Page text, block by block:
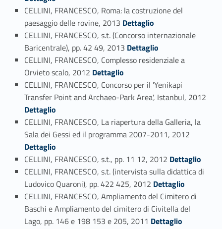
CELLINI, FRANCESCO, Roma: la costruzione del
paesaggio delle rovine, 2013 Link identifier #identifier_person_125154-58
Dettaglio
CELLINI, FRANCESCO, s.t. (Concorso internazionale
Baricentrale), pp. 42 49, 2013 Link identifier #identifier_person_90851-59
Dettaglio
CELLINI, FRANCESCO, Complesso residenziale a
Orvieto scalo, 2012 Link identifier #identifier_person_35281-60
Dettaglio
CELLINI, FRANCESCO, Concorso per il 'Yenikapi
Transfer Point and Archaeo-Park Area', Istanbul, 2012
Dettaglio
CELLINI, FRANCESCO, La riapertura della Galleria, la
Sala dei Gessi ed il programma 2007-2011, 2012Link identifier #identifier_person_133269-62
Dettaglio
CELLINI, FRANCESCO, s.t., pp. 11 12, 2012 Link identifier #identifier_person_92476-63
Dettaglio
CELLINI, FRANCESCO, s.t. (intervista sulla didattica di
Ludovico Quaroni), pp. 422 425, 2012 Link identifier #identifier_person_42839-64
Dettaglio
CELLINI, FRANCESCO, Ampliamento del Cimitero di
Baschi e Ampliamento del cimitero di Civitella del
Lago, pp. 146 e 198 153 e 205, 2011 Link identifier #identifier_person_164615-65
Dettaglio